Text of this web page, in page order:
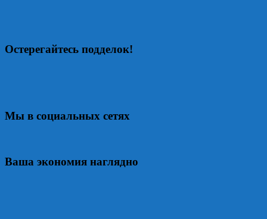
Остерегайтесь подделок!
Мы в социальных сетях
Ваша экономия наглядно